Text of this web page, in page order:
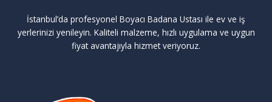
İstanbul’da profesyonel Boyacı Badana Ustası ile ev ve iş
yerlerinizi yenileyin. Kaliteli malzeme, hızlı uygulama ve uygun
fiyat avantajıyla hizmet veriyoruz.